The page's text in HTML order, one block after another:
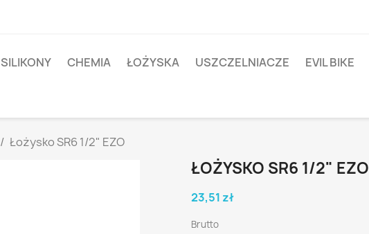
SILIKONY CHEMIA ŁOŻYSKA USZCZELNIACZE EVIL BIKE
Łożysko SR6 1/2" EZO
ŁOŻYSKO SR6 1/2" EZO
23,51 zł
Brutto